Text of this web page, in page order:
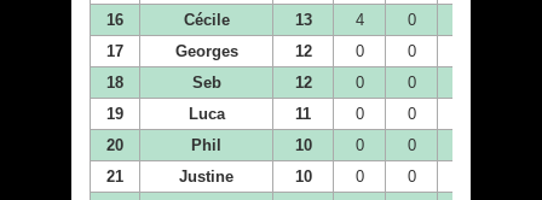
16
Cécile 13 4 0
17
Georges 12 0 0
18
Seb 12 0 0
19
Luca 11 0 0
20
Phil 10 0 0
21
Justine 10 0 0